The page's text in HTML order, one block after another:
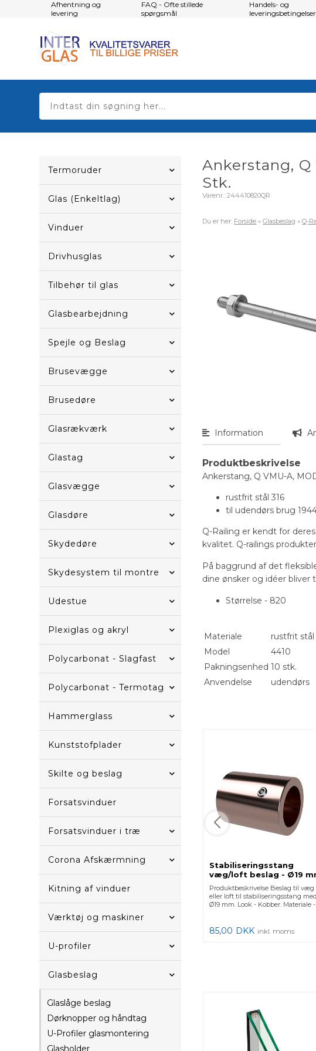
Afhentning og
levering
FAQ - Ofte stillede
spørgsmål
Handels- og
leveringsbetingelser
Termoruder
Glas (Enkeltlag)
Vinduer
Drivhusglas
Tilbehør til glas
Glasbearbejdning
Spejle og Beslag
Brusevægge
Brusedøre
Glasrækværk
Glastag
Glasvægge
Glasdøre
Skydedøre
Skydesystem til montre
Udestue
Plexiglas og akryl
Polycarbonat - Slagfast
Polycarbonat - Termotag
Hammerglass
Kunststofplader
Skilte og beslag
Forsatsvinduer
Forsatsvinduer i træ
Corona Afskærmning
Kitning af vinduer
Værktøj og maskiner
U-profiler
Glasbeslag
Glaslåge beslag
Dørknopper og håndtag
U-Profiler glasmontering
Glasholder
Ankerstang, Q
Stk.
Varenr.:244410820QR
Du er her: Forside »Glasbeslag »Q-
Information
Produktbeskrivelse
Ankerstang, Q VMU-A,
rustfrit stål 316
til udendørs brug
Q-Railing er kendt for
kvalitet. Q-railings
På baggrund af det
dine ønsker og idéer bliver
Størrelse - 820
Materiale
rustfrit stål
Model
4410
Pakningsenhed 10 stk.
Anvendelse
udendørs
Stabiliseringsstang
væg/loft beslag - Ø19
- Kobber
Produktbeskrivelse Beslag til væg
eller loft til stabiliseringsstang med
Ø19 mm. Look - Kobber. Materiale -
85,00 DKK inkl. moms